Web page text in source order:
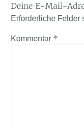
Deine E-Mail-
Erforderliche Felder
Kommentar *